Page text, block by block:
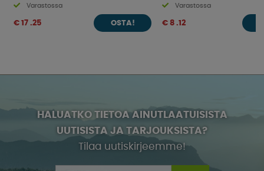
Varastossa
€ 17 .25 OSTA!
Varastossa
€ 8 .12
HALUATKO TIETOA AINUTLAATUISISTA
UUTISISTA JA TARJOUKSISTA?
Tilaa uutiskirjeemme!